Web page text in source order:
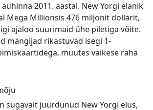
2011. aastal. New Yorgi elanik
Mega Millionsis 476 miljonit dollarit,
ajaloo suurimaid ühe piletiga võite.
mängijad rikastuvad isegi 1-
muutes väikese raha
sügavalt juurdunud New Yorgi elus,